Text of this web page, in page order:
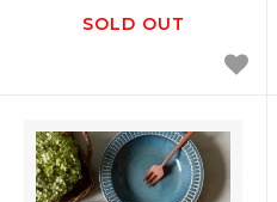
SOLD OUT